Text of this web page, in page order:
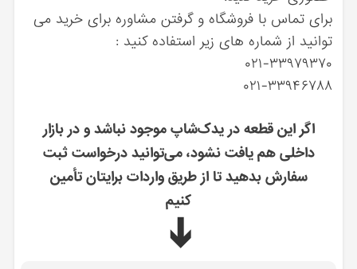
برای تماس با فروشگاه و گرفتن مشاوره برای خرید می
توانید از شماره های زیر استفاده کنید :
۰۲۱-۳۳۹۷۹۳۷۰
۰۲۱-۳۳۹۴۶۷۸۸
اگر این قطعه در یدک‌شاپ موجود نباشد و در بازار
داخلی هم یافت نشود، می‌توانید درخواست ثبت
سفارش بدهید تا از طریق واردات برایتان تأمین
کنیم
➔